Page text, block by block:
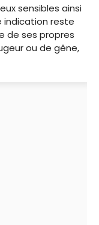
sensibles ainsi
indication reste
de ses propres
ou de gêne,